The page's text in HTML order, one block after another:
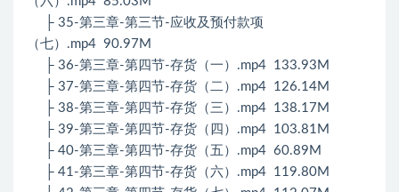
├ 35-第三章-第三节-应收及预付款项
（七）.mp4 90.97M
├ 36-第三章-第四节-存货（一）.mp4 133.93M
├ 37-第三章-第四节-存货（二）.mp4 126.14M
├ 38-第三章-第四节-存货（三）.mp4 138.17M
├ 39-第三章-第四节-存货（四）.mp4 103.81M
├ 40-第三章-第四节-存货（五）.mp4 60.89M
├ 41-第三章-第四节-存货（六）.mp4 119.80M